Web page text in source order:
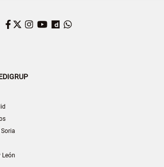
Facebook
Twitter
Instagram
YouTube
Dailymotion
León